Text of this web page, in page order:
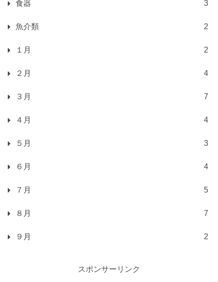
食器 3
魚介類 2
１月 2
２月 4
３月 7
４月 4
５月 3
６月 4
７月 5
８月 7
９月 2
スポンサーリンク